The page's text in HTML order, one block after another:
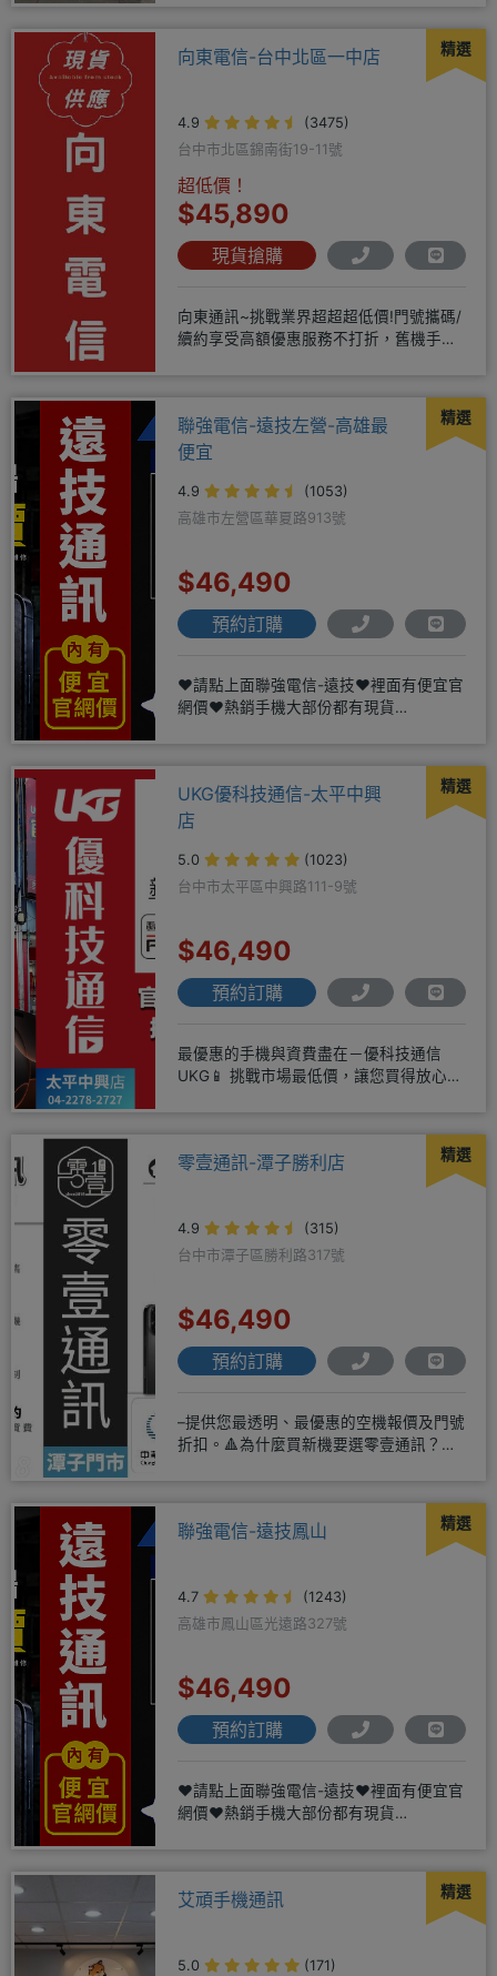
精選
向東電信-台中北區一中店
4.9
(3475)
台中市北區錦南街19-11號
超低價！
$45,890
現貨搶購
向東通訊~挑戰業界超超超低價!門號攜碼/
續約享受高額優惠服務不打折，舊機手機
精選
聯強電信-遠技左營-高雄最
便宜
4.9
(1053)
高雄市左營區華夏路913號
$46,490
預約訂購
❤️請點上面聯強電信-遠技❤️裡面有便宜官
網價❤️熱銷手機大部份都有現貨
精選
UKG優科技通信-太平中興
店
5.0
(1023)
台中市太平區中興路111-9號
$46,490
預約訂購
最優惠的手機與資費盡在－優科技通信
UKG📱 挑戰市場最低價，讓您買得放心又
精選
零壹通訊-潭子勝利店
4.9
(315)
台中市潭子區勝利路317號
$46,490
預約訂購
–提供您最透明、最優惠的空機報價及門號
折扣。🔺為什麼買新機要選零壹通訊？
精選
聯強電信-遠技鳳山
4.7
(1243)
高雄市鳳山區光遠路327號
$46,490
預約訂購
❤️請點上面聯強電信-遠技❤️裡面有便宜官
網價❤️熱銷手機大部份都有現貨
精選
艾頑手機通訊
5.0
(171)